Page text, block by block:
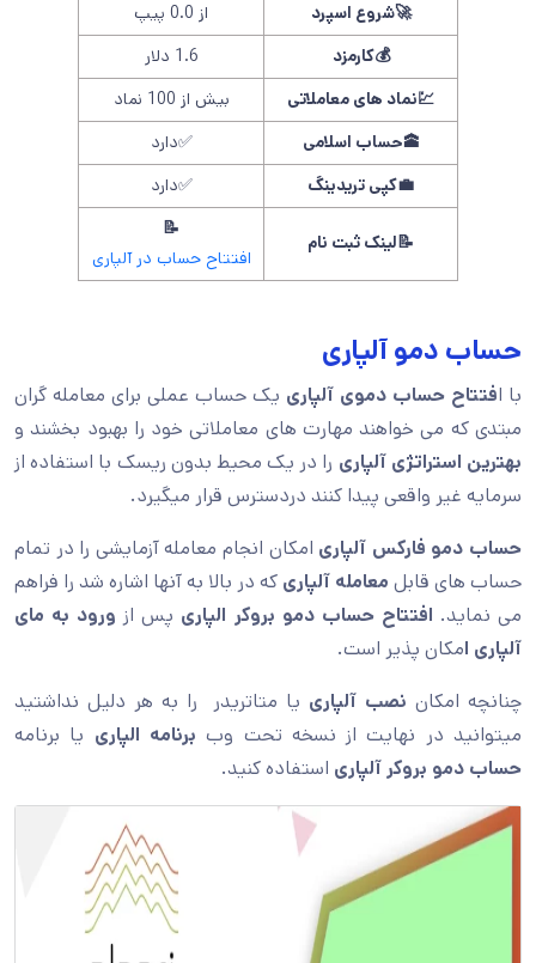
🚀شروع اسپرد
از 0.0 پیپ
💰کارمزد
1.6 دلار
💹نماد های معاملاتی
بیش از 100 نماد
🕋حساب اسلامی
✅دارد
💼کپی تریدینگ ✅دارد
📝لینک ثبت نام
📝
افتتاح حساب در آلپاری
حساب دمو آلپاری
با افتتاح حساب دموی آلپاری یک حساب عملی برای معامله گران
مبتدی که می خواهند مهارت های معاملاتی خود را بهبود بخشند و
بهترین استراتژی آلپاری را در یک محیط بدون ریسک با استفاده از
سرمایه غیر واقعی پیدا کنند دردسترس قرار میگیرد.
حساب دمو فارکس آلپاری امکان انجام معامله آزمایشی را در تمام
حساب های قابل معامله آلپاری که در بالا به آنها اشاره شد را فراهم
می نماید. افتتاح حساب دمو بروکر الپاری پس از ورود به مای
آلپاری امکان پذیر است.
چنانچه امکان نصب آلپاری یا متاتریدر را به هر دلیل نداشتید
میتوانید در نهایت از نسخه تحت وب برنامه الپاری یا برنامه
حساب دمو بروکر آلپاری استفاده کنید.